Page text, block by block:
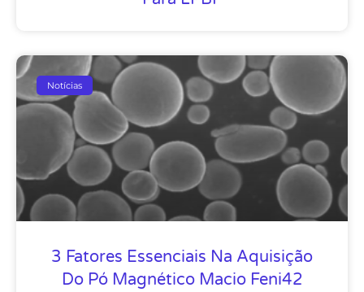
Notícias
3 Fatores Essenciais Na Aquisição
Do Pó Magnético Macio Feni42